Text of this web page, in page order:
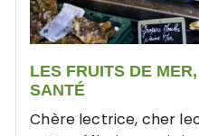
LES FRUITS DE
SANTÉ
Chère lectrice, cher